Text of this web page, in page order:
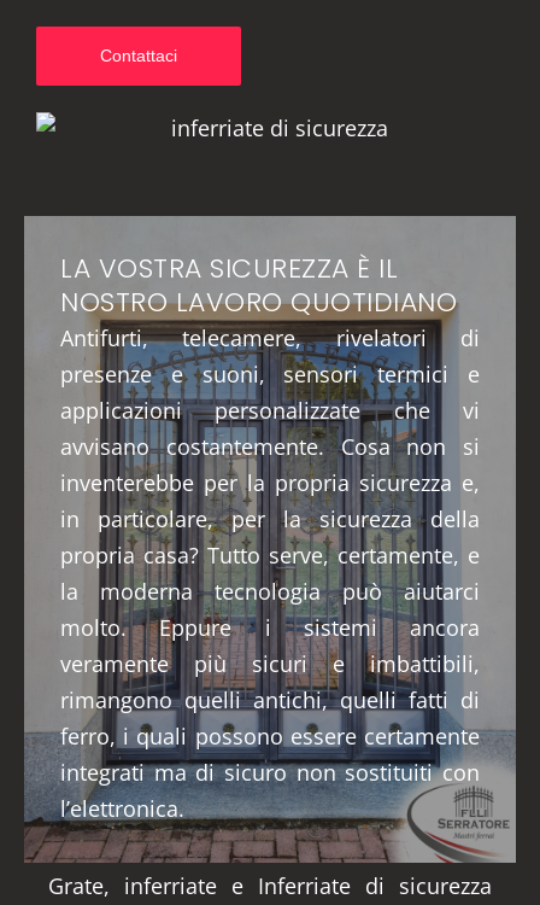
Contattaci
LA VOSTRA SICUREZZA È IL
NOSTRO LAVORO QUOTIDIANO
Antifurti, telecamere, rivelatori di
presenze e suoni, sensori termici e
applicazioni personalizzate che vi
avvisano costantemente. Cosa non si
inventerebbe per la propria sicurezza e,
in particolare, per la sicurezza della
propria casa? Tutto serve, certamente, e
la moderna tecnologia può aiutarci
molto. Eppure i sistemi ancora
veramente più sicuri e imbattibili,
rimangono quelli antichi, quelli fatti di
ferro, i quali possono essere certamente
integrati ma di sicuro non sostituiti con
l’elettronica.
Grate, inferriate e Inferriate di sicurezza